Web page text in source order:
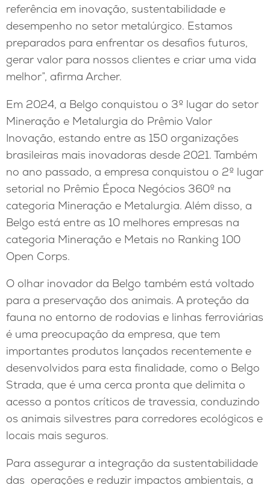
referência em inovação, sustentabilidade e
desempenho no setor metalúrgico. Estamos
preparados para enfrentar os desafios futuros,
gerar valor para nossos clientes e criar uma vida
melhor”, afirma Archer.
Em 2024, a Belgo conquistou o 3º lugar do setor
Mineração e Metalurgia do Prêmio Valor
Inovação, estando entre as 150 organizações
brasileiras mais inovadoras desde 2021. Também
no ano passado, a empresa conquistou o 2º lugar
setorial no Prêmio Época Negócios 360º na
categoria Mineração e Metalurgia. Além disso, a
Belgo está entre as 10 melhores empresas na
categoria Mineração e Metais no Ranking 100
Open Corps.
O olhar inovador da Belgo também está voltado
para a preservação dos animais. A proteção da
fauna no entorno de rodovias e linhas ferroviárias
é uma preocupação da empresa, que tem
importantes produtos lançados recentemente e
desenvolvidos para esta finalidade, como o Belgo
Strada, que é uma cerca pronta que delimita o
acesso a pontos críticos de travessia, conduzindo
os animais silvestres para corredores ecológicos e
locais mais seguros.
Para assegurar a integração da sustentabilidade
das operações e reduzir impactos ambientais, a